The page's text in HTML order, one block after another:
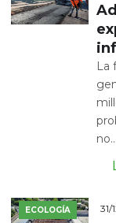
La
no...
ECOLOGÍA 31/